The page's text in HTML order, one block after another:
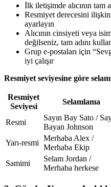
İlk iletişimde alıcının tam
Resmiyet derecesini
ayarlayın
Alıcının cinsiyeti veya
değilseniz, tam adını
Grup e-postaları için
iyi çalışır
Resmiyet seviyesine göre
Resmiyet
Seviyesi
Selamlama
Resmi
Sayın Bay Sato /
Bayan Johnson
Yarı-resmi
Merhaba Alex /
Merhaba Ekip
Samimi
Selam Jordan /
Merhaba herkese